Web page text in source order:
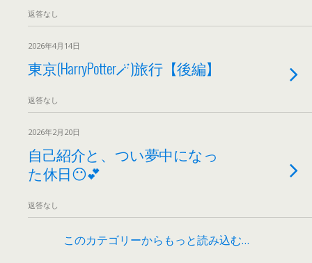
返答なし
2026年4月14日
東京(HarryPotter🪄)旅行【後編】
返答なし
2026年2月20日
自己紹介と、つい夢中になっ
た休日😶💕
返答なし
このカテゴリーからもっと読み込む…